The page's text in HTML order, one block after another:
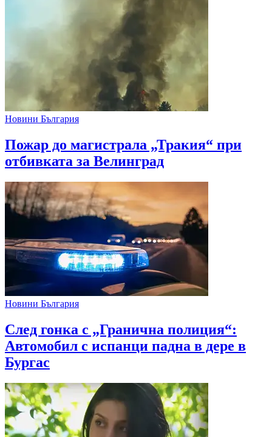
Новини България
Пожар до магистрала „Тракия“ при
отбивката за Велинград
Новини България
След гонка с „Гранична полиция“:
Автомобил с испанци падна в дере в
Бургас